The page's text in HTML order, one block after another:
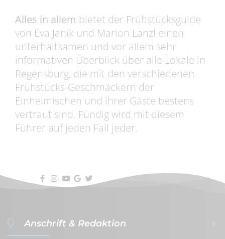
Alles in allem bietet der Frühstücksguide
von Eva Janik und Marion Lanzl einen
unterhaltsamen und vor allem sehr
informativen Überblick über alle Lokale in
Regensburg, die mit den verschiedenen
Frühstücks-Geschmäckern der
Einheimischen und ihrer Gäste bestens
vertraut sind. Fündig wird mit diesem
Führer auf jeden Fall jeder.
Anschrift & Redaktion